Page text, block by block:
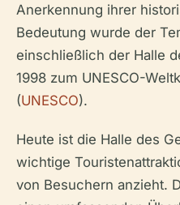
Anerkennung ihrer
Bedeutung wurde der
einschließlich der Halle
1998 zum UNESCO-
(UNESCO).
Heute ist die Halle des
wichtige
von Besuchern anzieht.